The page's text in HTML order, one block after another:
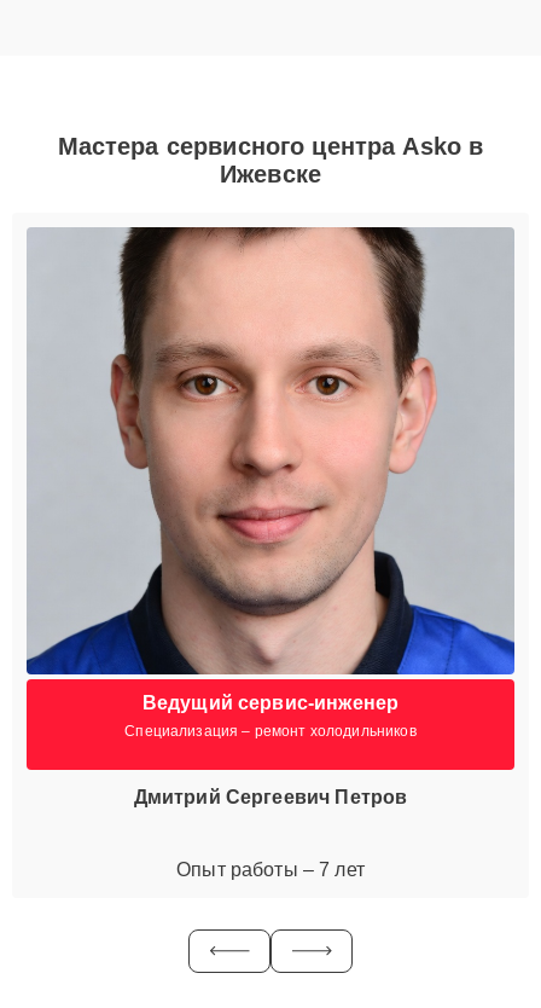
Мастера сервисного центра Asko в
Ижевске
Ведущий сервис-инженер
Специализация – ремонт холодильников
Дмитрий Сергеевич Петров
Опыт работы – 7 лет